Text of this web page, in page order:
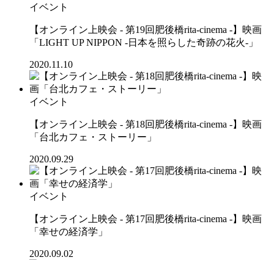
イベント
【オンライン上映会 - 第19回肥後橋rita-cinema -】映画
「LIGHT UP NIPPON -日本を照らした奇跡の花火-」
2020.11.10
イベント
【オンライン上映会 - 第18回肥後橋rita-cinema -】映画
「台北カフェ・ストーリー」
2020.09.29
イベント
【オンライン上映会 - 第17回肥後橋rita-cinema -】映画
「幸せの経済学」
2020.09.02